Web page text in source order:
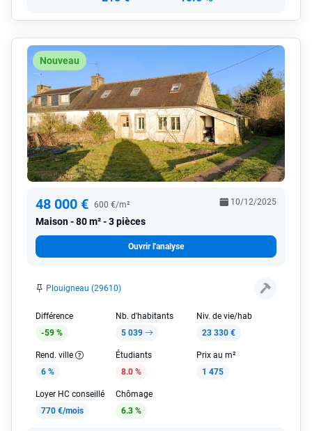
Nouveau
48 000 € 600 €/m²
Maison 80 m² - 3 pièces
10/12/2025
Ouvrir l'analyse
Plouigneau (29610)
Différence
-59 %
Nb. d'habitants
5 039
Niv. de vie/hab
23 330 €
Rend. ville
6 %
Étudiants
8.0 %
Prix au m²
1 475
Loyer HC conseillé
770 €/mois
Chômage
6.3 %